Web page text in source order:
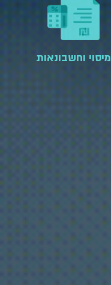
מיסוי וחשבונאות